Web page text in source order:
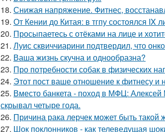
18. Снижая напряжение. Фитнес,
19. От Кении до Китая: в тгпу состоялся
20. Просыпаетесь с отёками на лице и
21. Луис сквиччиарини подтвердил, что
22. Ваша жизнь скучна и однообразна?
23. Про потребности собак в физических
24. Этот пост ваше отношение к фитнесу и
25. Вместо банкета - поход в МФЦ:
скрывал четыре года.
26. Причина рака лерчек может быть
27. Шок поклонников - как телеведущая